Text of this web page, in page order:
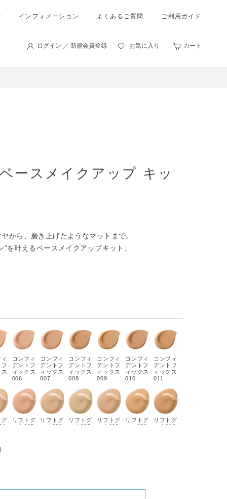
インフォメーション よくあるご質問 ご利用ガイド
ログイン ／ 新規会員登録 お気に入り カート
ースメイクアップ キッ
から、磨き上げたようなマットまで。
を叶えるベースメイクアップキット。
フ
コンフィ
デントフ
ィックス
006
コンフィ
デントフ
ィックス
007
コンフィ
デントフ
ィックス
008
コンフィ
デントフ
ィックス
009
コンフィ
デントフ
ィックス
010
コンフィ
デントフ
ィックス
011
グ
リフトグ
ロウ005
リフトグ
ロウ006
リフトグ
ロウ007
リフトグ
ロウ008
リフトグ
ロウ009
リフトグ
ロウ010